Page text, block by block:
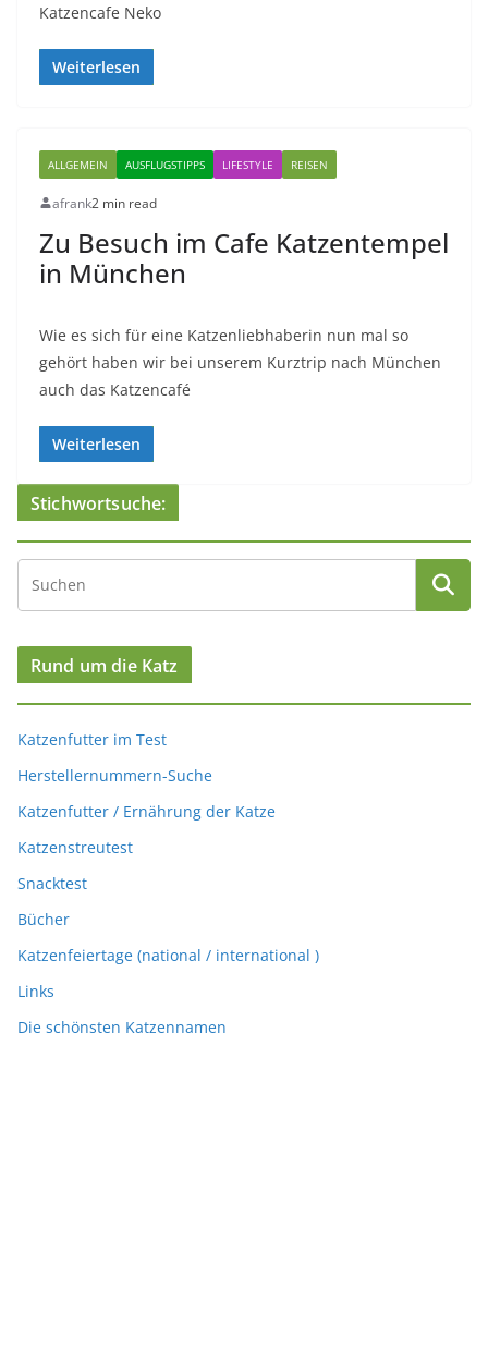
Katzencafe Neko
Weiterlesen
ALLGEMEIN AUSFLUGSTIPPS LIFESTYLE REISEN
afrank2 min read
Zu Besuch im Cafe Katzentempel
in München
Wie es sich für eine Katzenliebhaberin nun mal so
gehört haben wir bei unserem Kurztrip nach München
auch das Katzencafé
Weiterlesen
Stichwortsuche:
Rund um die Katz
Katzenfutter im Test
Herstellernummern-Suche
Katzenfutter / Ernährung der Katze
Katzenstreutest
Snacktest
Bücher
Katzenfeiertage (national / international )
Links
Die schönsten Katzennamen